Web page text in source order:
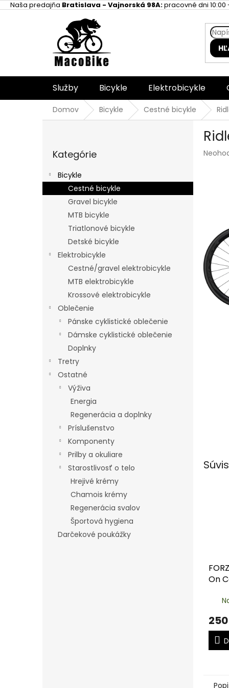
PrejsťNaša predajňa Bratislava - Vajnorská 98A:pracovné dni 10:00
Služby Bicykle Elektrobicykle
Domov Bicykle Cestné bicykle
p
a
kategórie
Kategórie
Bicykle
Cestné bicykle
Gravel bicykle
MTB bicykle
Triatlonové bicykle
Detské bicykle
Elektrobicykle
Cestné/gravel elektrobicykle
MTB elektrobicykle
Krossové elektrobicykle
Oblečenie
Pánske cyklistické oblečenie
Dámske cyklistické oblečenie
Doplnky
Tretry
Ostatné
Výživa
Energia
Regenerácia a doplnky
Príslušenstvo
Komponenty
Prilby a okuliare
Starostlivosť o telo
Hrejivé krémy
Chamois krémy
Regenerácia svalov
Športová hygiena
Darčekové poukážky
On